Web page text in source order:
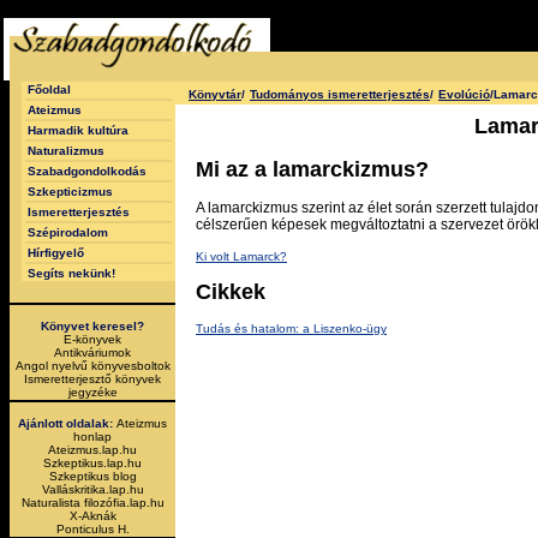
Főoldal
Ateizmus
Harmadik kultúra
Naturalizmus
Szabadgondolkodás
Szkepticizmus
Ismeretterjesztés
Szépirodalom
Hírfigyelő
Segíts nekünk!
Könyvet keresel?
E-könyvek
Antikváriumok
Angol nyelvű könyvesboltok
Ismeretterjesztő könyvek
jegyzéke
Ajánlott oldalak: Ateizmus
honlap
Ateizmus.lap.hu
Szkeptikus.lap.hu
Szkeptikus blog
Valláskritika.lap.hu
Naturalista filozófia.lap.hu
X-Aknák
Ponticulus H.
Könyvtár/ Tudományos ismeretterjesztés/ Evolúció/
Mi az a lamarckizmus?
A lamarckizmus szerint az élet során szerzett
célszerűen képesek megváltoztatni a szervezet
Ki volt Lamarck?
Cikkek
Tudás és hatalom: a Liszenko-ügy